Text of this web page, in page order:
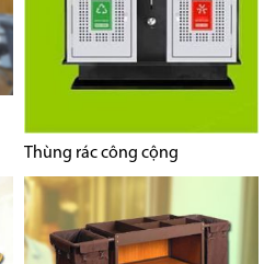
Thùng rác công cộng